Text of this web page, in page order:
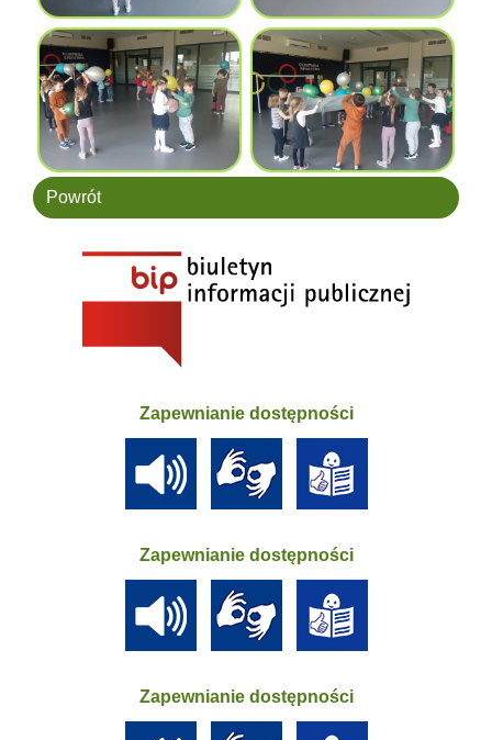
Powrót
Zapewnianie dostępności
Zapewnianie dostępności
Zapewnianie dostępności